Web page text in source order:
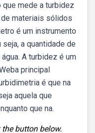
mede a turbidez
de materiais sólidos
é um instrumento
a quantidade de
A turbidez é um
principal
é que na
aquela que
que na.
button below.